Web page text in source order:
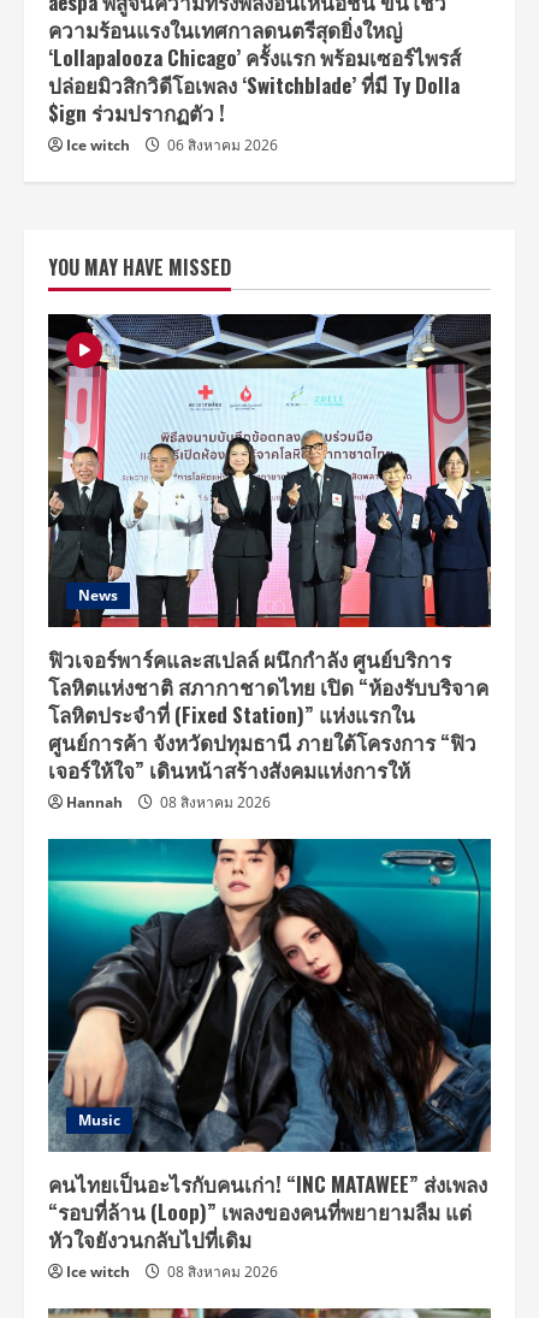
ความร้อนแรงในเทศกาลดนตรีสุดยิ่งใหญ่
‘Lollapalooza Chicago’ ครั้งแรก พร้อมเซอร์ไพรส์
ปล่อยมิวสิกวิดีโอเพลง ‘Switchblade’ ที่มี Ty Dolla
$ign ร่วมปรากฏตัว !
Ice witch 06 สิงหาคม 2026
YOU MAY HAVE MISSED
News
ฟิวเจอร์พาร์คและสเปลล์ ผนึกกำลัง ศูนย์บริการ
โลหิตแห่งชาติ สภากาชาดไทย เปิด “ห้องรับบริจาค
โลหิตประจำที่ (Fixed Station)” แห่งแรกใน
ศูนย์การค้า จังหวัดปทุมธานี ภายใต้โครงการ “ฟิว
เจอร์ให้ใจ” เดินหน้าสร้างสังคมแห่งการให้
Hannah 08 สิงหาคม 2026
Music
คนไทยเป็นอะไรกับคนเก่า! “INC MATAWEE” ส่งเพลง
“รอบที่ล้าน (Loop)” เพลงของคนที่พยายามลืม แต่
หัวใจยังวนกลับไปที่เดิม
Ice witch 08 สิงหาคม 2026